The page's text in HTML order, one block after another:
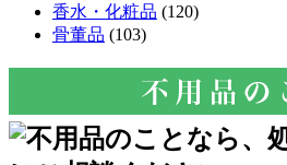
香水・化粧品 (120)
骨董品 (103)